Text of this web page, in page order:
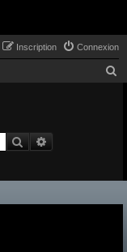
Connexion
Inscription
h
Rechercher